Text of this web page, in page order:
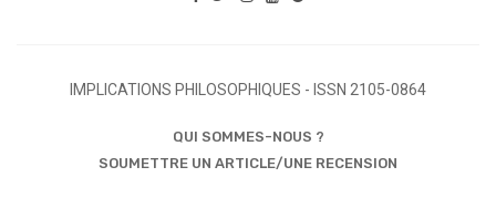
IMPLICATIONS PHILOSOPHIQUES - ISSN 2105-0864
QUI SOMMES-NOUS ?
SOUMETTRE UN ARTICLE/UNE RECENSION